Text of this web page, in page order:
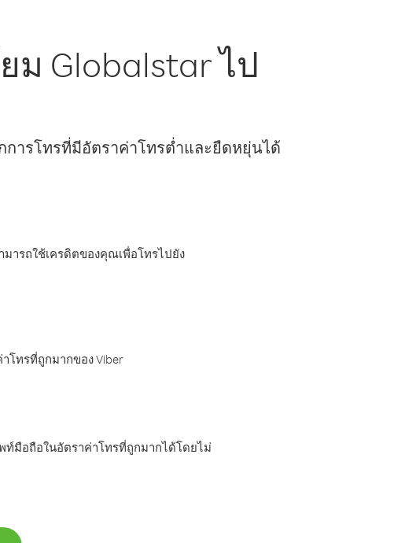
ม Globalstar ไป
ารโทรที่มีอัตราค่าโทรต่ำและยืดหยุ่นได้
มารถใช้เครดิตของคุณเพื่อโทรไปยัง
โทรที่ถูกมากของ Viber
ท์มือถือในอัตราค่าโทรที่ถูกมากได้โดยไม่